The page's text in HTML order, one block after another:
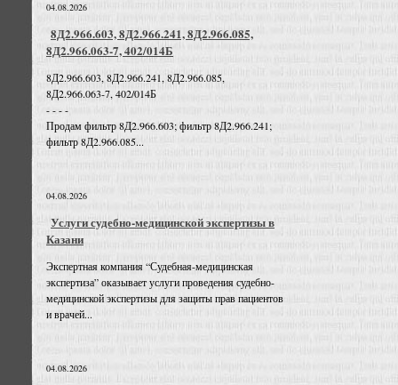
04.08.2026
8Д2.966.603, 8Д2.966.241, 8Д2.966.085,
8Д2.966.063-7, 402/014Б
8Д2.966.603, 8Д2.966.241, 8Д2.966.085,
8Д2.966.063-7, 402/014Б
- - - -
Продам фильтр 8Д2.966.603; фильтр 8Д2.966.241;
фильтр 8Д2.966.085...
04.08.2026
Услуги судебно-медицинской экспертизы в
Казани
Экспертная компания “Судебная-медицинская
экспертиза” оказывает услуги проведения судебно-
медицинской экспертизы для защиты прав пациентов
и врачей...
04.08.2026